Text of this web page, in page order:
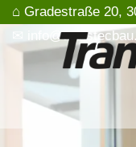
⌂ Gradestraße 20,
✉